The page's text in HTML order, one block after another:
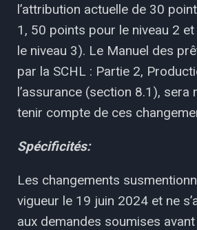
l’attribution actuelle de 30
1, 50 points pour le niveau 2
le niveau 3). Le Manuel des
par la SCHL : Partie 2,
l’assurance (section 8.1), sera
tenir compte de ces
Spécificités:
Les changements
vigueur le 19 juin 2024 et ne
aux demandes soumises